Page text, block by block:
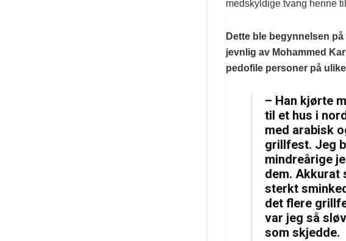
medskyldige tvang henne
Dette ble begynnelsen
jevnlig av Mohammed
pedofile personer på
– Han kjørte
til et hus i
med arabisk
grillfest. Jeg
mindreårige
dem. Akkurat
sterkt
det flere
var jeg så
som skjedde.